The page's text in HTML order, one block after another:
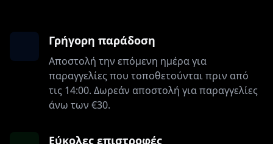
Γρήγορη παράδοση
Αποστολή την επόμενη ημέρα για
παραγγελίες που τοποθετούνται πριν από
τις 14:00. Δωρεάν αποστολή για παραγγελίες
άνω των €30.
Εύκολες επιστροφές